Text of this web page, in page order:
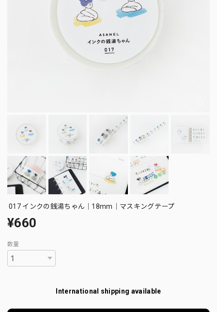
017 インクの銭湯ちゃん｜18mm｜マスキングテープ
¥660
数量
International shipping available